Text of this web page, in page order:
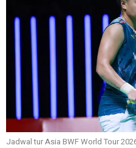
Jadwal tur Asia BWF World Tour